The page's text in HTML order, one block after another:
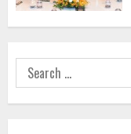
Search
for: